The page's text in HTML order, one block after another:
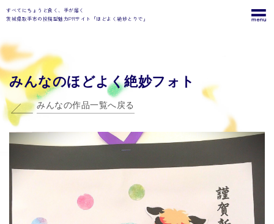
すべてにちょうど良く、手が届く
茨城県取手市の投稿型魅力PRサイト「ほどよく絶妙とりで」
みんなのほどよく絶妙フォト
みんなの作品一覧へ戻る